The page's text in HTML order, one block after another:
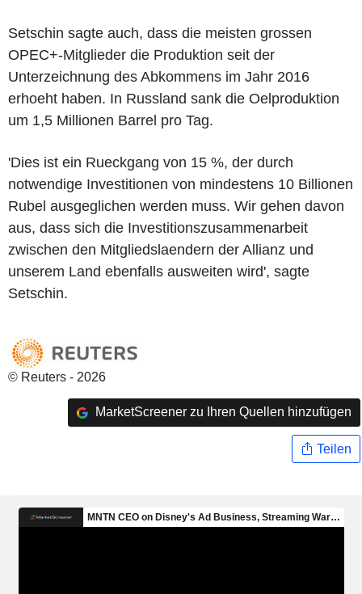
Setschin sagte auch, dass die meisten grossen
OPEC+-Mitglieder die Produktion seit der
Unterzeichnung des Abkommens im Jahr 2016
erhoeht haben. In Russland sank die Oelproduktion
um 1,5 Millionen Barrel pro Tag.
'Dies ist ein Rueckgang von 15 %, der durch
notwendige Investitionen von mindestens 10 Billionen
Rubel ausgeglichen werden muss. Wir gehen davon
aus, dass sich die Investitionszusammenarbeit
zwischen den Mitgliedslaendern der Allianz und
unserem Land ebenfalls ausweiten wird', sagte
Setschin.
© Reuters - 2026
MarketScreener zu Ihren Quellen hinzufügen
Teilen